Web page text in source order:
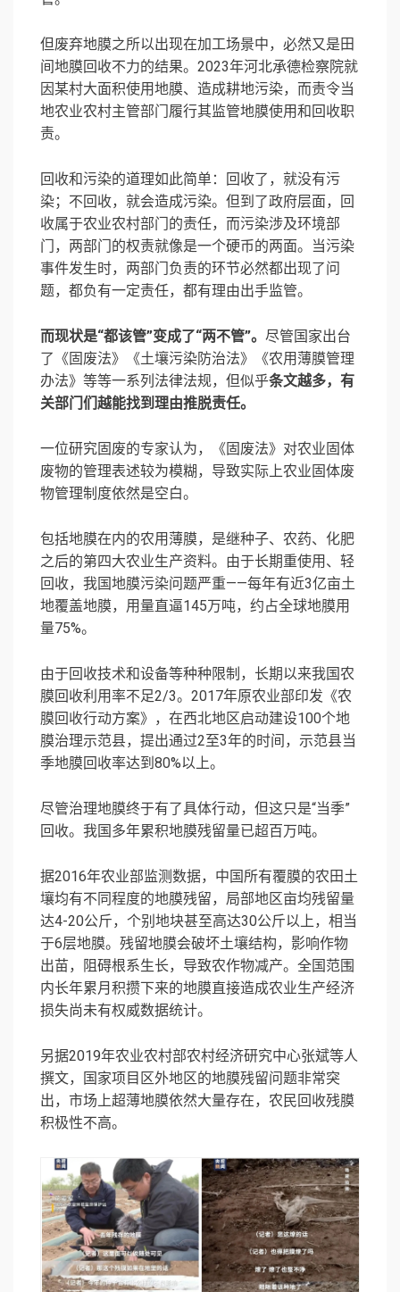
但废弃地膜之所以出现在加工场景中，必然又是田
间地膜回收不力的结果。2023年河北承德检察院就
因某村大面积使用地膜、造成耕地污染，而责令当
地农业农村主管部门履行其监管地膜使用和回收职
责。
回收和污染的道理如此简单：回收了，就没有污
染；不回收，就会造成污染。但到了政府层面，回
收属于农业农村部门的责任，而污染涉及环境部
门，两部门的权责就像是一个硬币的两面。当污染
事件发生时，两部门负责的环节必然都出现了问
题，都负有一定责任，都有理由出手监管。
而现状是“都该管”变成了“两不管”。 尽管国家出台
了《固废法》《土壤污染防治法》《农用薄膜管理
办法》等等一系列法律法规，但似乎条文越多，有
关部门们越能找到理由推脱责任。
一位研究固废的专家认为，《固废法》对农业固体
废物的管理表述较为模糊，导致实际上农业固体废
物管理制度依然是空白。
包括地膜在内的农用薄膜，是继种子、农药、化肥
之后的第四大农业生产资料。由于长期重使用、轻
回收，我国地膜污染问题严重——每年有近3亿亩土
地覆盖地膜，用量直逼145万吨，约占全球地膜用
量75%。
由于回收技术和设备等种种限制，长期以来我国农
膜回收利用率不足2/3。2017年原农业部印发《农
膜回收行动方案》，在西北地区启动建设100个地
膜治理示范县，提出通过2至3年的时间，示范县当
季地膜回收率达到80%以上。
尽管治理地膜终于有了具体行动，但这只是“当季”
回收。我国多年累积地膜残留量已超百万吨。
据2016年农业部监测数据，中国所有覆膜的农田土
壤均有不同程度的地膜残留，局部地区亩均残留量
达4-20公斤，个别地块甚至高达30公斤以上，相当
于6层地膜。残留地膜会破坏土壤结构，影响作物
出苗，阻碍根系生长，导致农作物减产。全国范围
内长年累月积攒下来的地膜直接造成农业生产经济
损失尚未有权威数据统计。
另据2019年农业农村部农村经济研究中心张斌等人
撰文，国家项目区外地区的地膜残留问题非常突
出，市场上超薄地膜依然大量存在，农民回收残膜
积极性不高。